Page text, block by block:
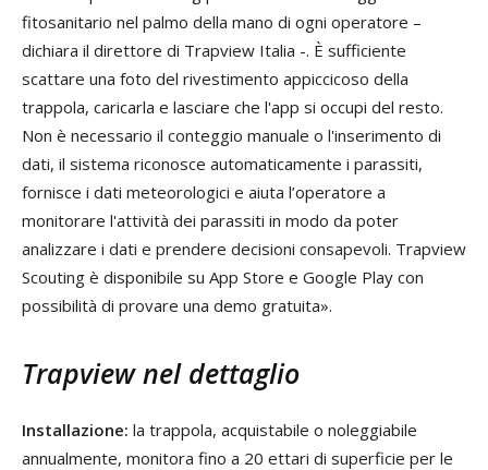
fitosanitario nel palmo della mano di ogni operatore –
dichiara il direttore di Trapview Italia -. È sufficiente
scattare una foto del rivestimento appiccicoso della
trappola, caricarla e lasciare che l'app si occupi del resto.
Non è necessario il conteggio manuale o l'inserimento di
dati, il sistema riconosce automaticamente i parassiti,
fornisce i dati meteorologici e aiuta l’operatore a
monitorare l'attività dei parassiti in modo da poter
analizzare i dati e prendere decisioni consapevoli. Trapview
Scouting è disponibile su App Store e Google Play con
possibilità di provare una demo gratuita».
Trapview nel dettaglio
Installazione: la trappola, acquistabile o noleggiabile
annualmente, monitora fino a 20 ettari di superficie per le